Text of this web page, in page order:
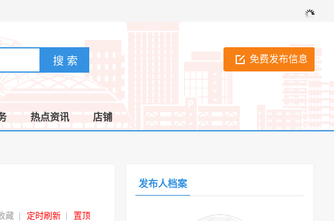
免费发布信息
热点资讯 店铺
置顶
定时刷新
藏
发布人档案